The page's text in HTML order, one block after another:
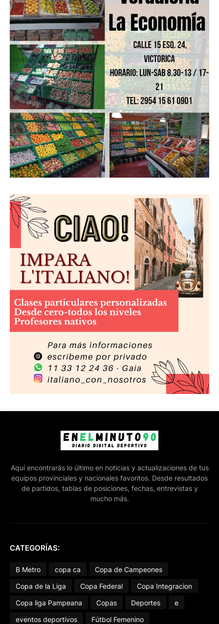
Aquí encontrarás lo último en noticias y actualizaciones de tus
equipos provinciales y nacionales favoritos. Desde resultados
de partidos, tablas de posiciones, fechas, entrevistas y
mucho más.
CATEGORÍAS:
B Metro copa ca
Copa de Campeones
Copa de la Liga
Copa Federal
Copa Integracion
Copa liga Pampeana
Copas Deportes
e
eventos deportivos
Fútbol Femenino